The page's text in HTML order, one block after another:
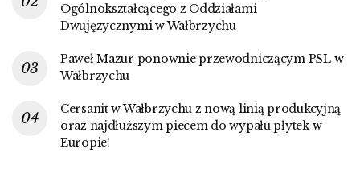
Ogólnokształcącego z Oddziałami
Dwujęzycznymi w Wałbrzychu
Paweł Mazur ponownie przewodniczącym PSL w
Wałbrzychu
Cersanit w Wałbrzychu z nową linią produkcyjną
oraz najdłuższym piecem do wypału płytek w
Europie!